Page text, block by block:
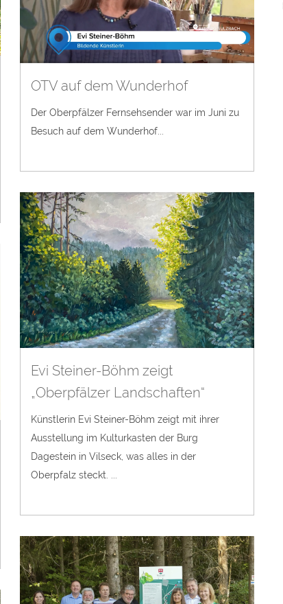
OTV auf dem Wunderhof
Der Oberpfälzer Fernsehsender war im Juni zu
Besuch auf dem Wunderhof...
Evi Steiner-Böhm zeigt
„Oberpfälzer Landschaften“
Künstlerin Evi Steiner-Böhm zeigt mit ihrer
Ausstellung im Kulturkasten der Burg
Dagestein in Vilseck, was alles in der
Oberpfalz steckt. ...